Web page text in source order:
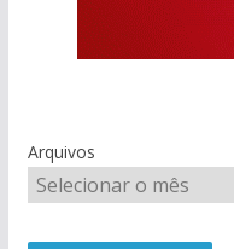
Arquivos